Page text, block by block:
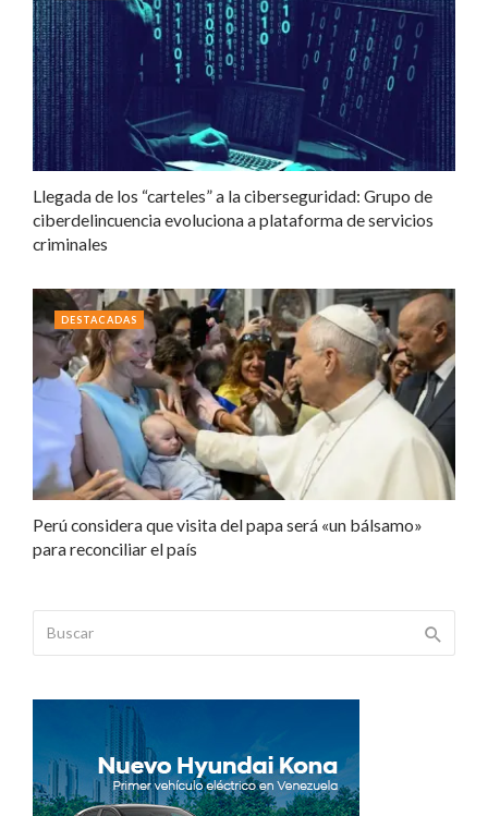
Llegada de los “carteles” a la ciberseguridad: Grupo de
ciberdelincuencia evoluciona a plataforma de servicios
criminales
Perú considera que visita del papa será «un bálsamo»
para reconciliar el país
DESTACADAS